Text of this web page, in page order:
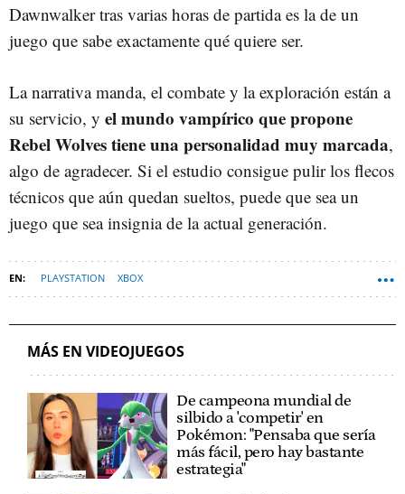
Dawnwalker tras varias horas de partida es la de un
juego que sabe exactamente qué quiere ser.
La narrativa manda, el combate y la exploración están a
su servicio, y el mundo vampírico que propone
Rebel Wolves tiene una personalidad muy marcada,
algo de agradecer. Si el estudio consigue pulir los flecos
técnicos que aún quedan sueltos, puede que sea un
juego que sea insignia de la actual generación.
PLAYSTATION XBOX
MÁS EN VIDEOJUEGOS
De campeona mundial de
silbido a 'competir' en
Pokémon: "Pensaba que sería
más fácil, pero hay bastante
estrategia"